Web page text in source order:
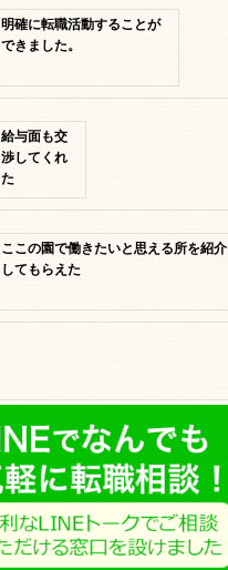
明確に転職活動することが
できました。
給与面も交
渉してくれ
た
ここの園で働きたいと思える所を紹介
してもらえた